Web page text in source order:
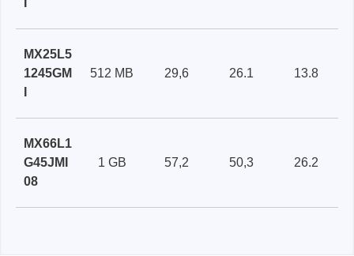
MX25L5
1245GM
512 MB 29,6 26.1 13.8
MX66L1
G45JMI
08
1 GB 57,2 50,3 26.2